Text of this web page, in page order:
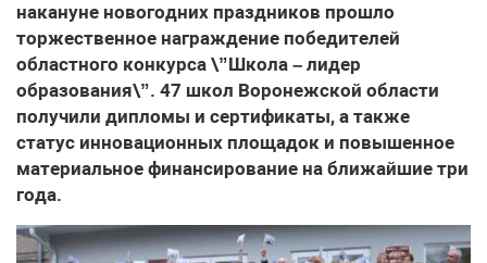
накануне новогодних праздников прошло
торжественное награждение победителей
областного конкурса \”Школа – лидер
образования\”. 47 школ Воронежской области
получили дипломы и сертификаты, а также
статус инновационных площадок и повышенное
материальное финансирование на ближайшие три
года.